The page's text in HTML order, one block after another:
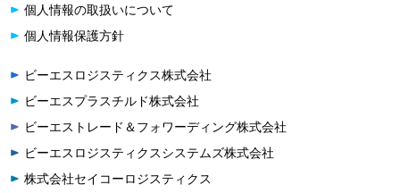
個人情報の取扱いについて
個人情報保護方針
ビーエスロジスティクス株式会社
ビーエスプラスチルド株式会社
ビーエストレード＆フォワーディング株式会社
ビーエスロジスティクスシステムズ株式会社
株式会社セイコーロジスティクス